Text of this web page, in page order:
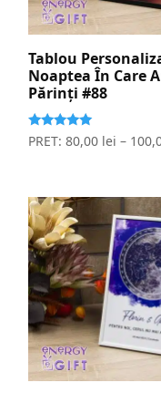
Tablou
Noaptea În Care
Părinți #88
Evaluat la
5.00
PRET: 80,00 lei –